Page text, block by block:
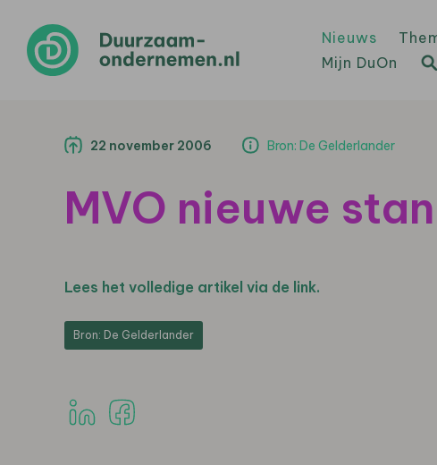
Nieuws
Mijn DuOn
22 november 2006 Bron: De Gelderlander
MVO nieuwe
Lees het volledige artikel via de link.
Bron: De Gelderlander